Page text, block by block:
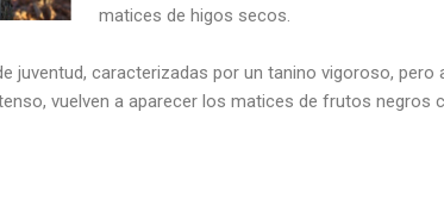
matices de higos secos.
juventud, caracterizadas por un tanino vigoroso,
vuelven a aparecer los matices de frutos negros